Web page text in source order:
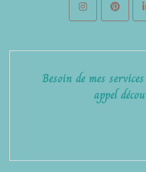
Besoin de mes
appel